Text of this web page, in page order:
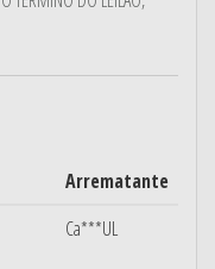
Arrematante
Ca***UL